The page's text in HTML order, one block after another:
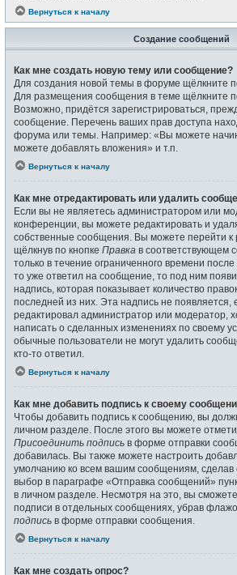
Вернуться к началу
Создание сообщений
Как мне создать новую тему или сообщение?
Для создания новой темы в форуме щёлкните
Для размещения сообщения в теме щёлкните
Возможно, придётся зарегистрироваться,
сообщение. Перечень ваших прав доступа
форума или темы. Например: «Вы можете
можете добавлять вложения» и т.п.
Вернуться к началу
Как мне отредактировать или удалить
Если вы не являетесь администратором или
конференции, вы можете редактировать и
собственные сообщения. Вы можете перейти к
щёлкнув по кнопке Правка в соответствующем
только в течение ограниченного времени
то уже ответил на сообщение, то под ним
надпись, которая показывает количество
последней из них. Эта надпись не появляется,
редактировал администратор или модератор,
написать о сделанных изменениях по своему
обычные пользователи не могут удалить
кто-то ответил.
Вернуться к началу
Как мне добавить подпись к своему
Чтобы добавить подпись к сообщению, вы
личном разделе. После этого вы можете
Присоединить подпись в форме отправки
добавилась. Вы также можете настроить
умолчанию ко всем вашим сообщениям, сделав
выбор в параграфе «Отправка сообщений»
в личном разделе. Несмотря на это, вы
подписи в отдельных сообщениях, убрав
подпись в форме отправки сообщения.
Вернуться к началу
Как мне создать опрос?